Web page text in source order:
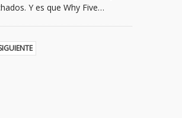
Y es que Why Five…